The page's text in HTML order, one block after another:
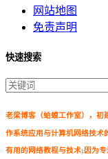
网站地图
免责声明
快速搜索
老梁博客（蛤蟆工作室），初
作系统应用与计算机网络技术
有用的网络教程与技术;因为专